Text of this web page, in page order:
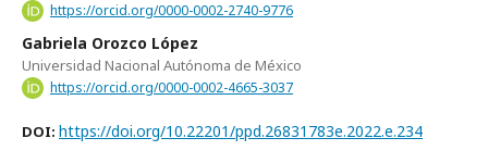
https://orcid.org/0000-0002-2740-9776
Gabriela Orozco López
Universidad Nacional Autónoma de México
https://orcid.org/0000-0002-4665-3037
DOI: https://doi.org/10.22201/ppd.26831783e.2022.e.234